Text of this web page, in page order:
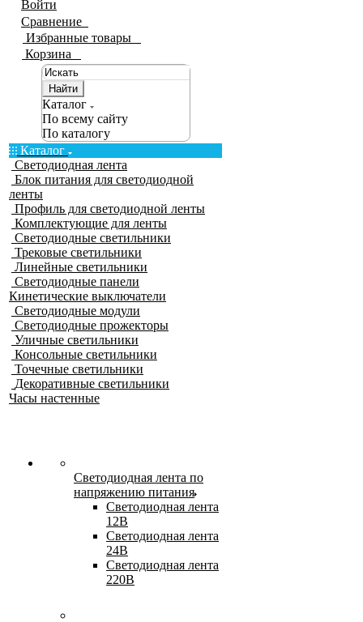
Войти
Сравнение
Избранные товары
Корзина
Найти
Каталог
По всему сайту
По каталогу
Каталог
Светодиодная лента
Блок питания для светодиодной
ленты
Профиль для светодиодной ленты
Комплектующие для ленты
Светодиодные светильники
Трековые светильники
Линейные светильники
Светодиодные панели
Кинетические выключатели
Светодиодные модули
Светодиодные прожекторы
Уличные светильники
Консольные светильники
Точечные светильники
Декоративные светильники
Часы настенные
Светодиодная лента по
напряжению питания
Светодиодная лента
12В
Светодиодная лента
24В
Светодиодная лента
220В